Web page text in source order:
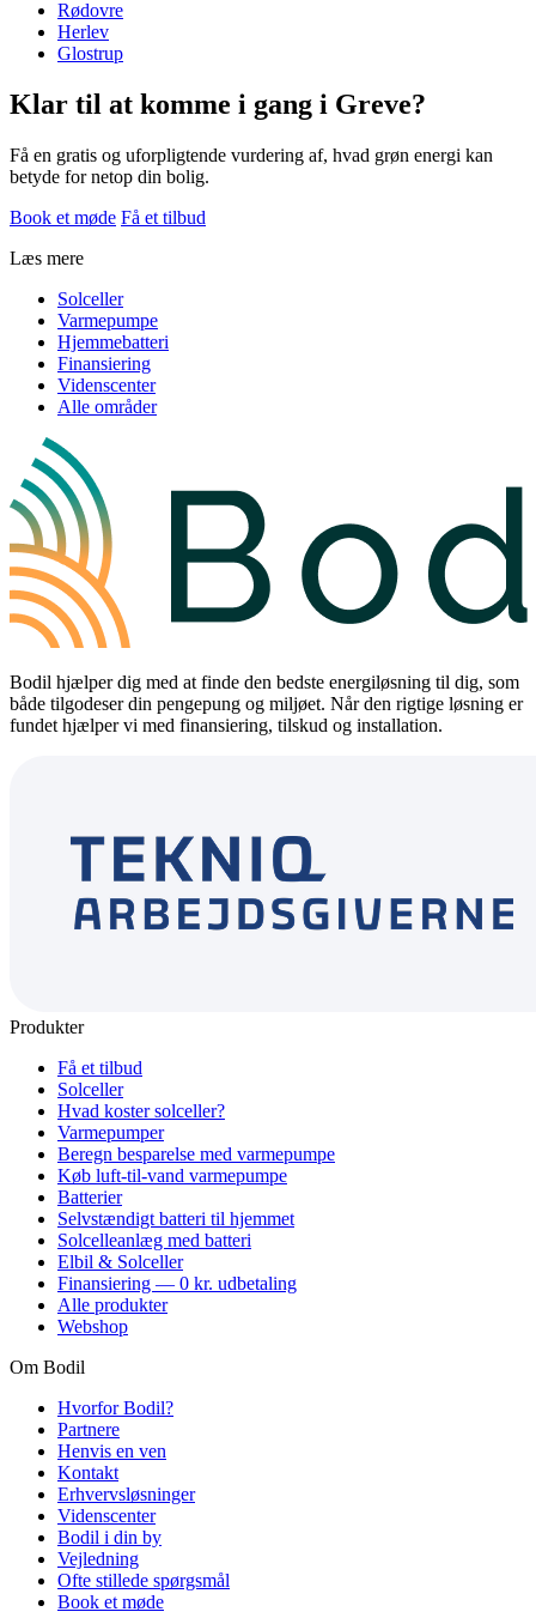
Rødovre
Herlev
Glostrup
Klar til at komme i gang i Greve?
Få en gratis og uforpligtende vurdering af, hvad grøn energi kan
betyde for netop din bolig.
Book et møde Få et tilbud
Læs mere
Solceller
Varmepumpe
Hjemmebatteri
Finansiering
Videnscenter
Alle områder
Bodil hjælper dig med at finde den bedste energiløsning til dig, som
både tilgodeser din pengepung og miljøet. Når den rigtige løsning er
fundet hjælper vi med finansiering, tilskud og installation.
Produkter
Få et tilbud
Solceller
Hvad koster solceller?
Varmepumper
Beregn besparelse med varmepumpe
Køb luft-til-vand varmepumpe
Batterier
Selvstændigt batteri til hjemmet
Solcelleanlæg med batteri
Elbil & Solceller
Finansiering — 0 kr. udbetaling
Alle produkter
Webshop
Om Bodil
Hvorfor Bodil?
Partnere
Henvis en ven
Kontakt
Erhvervsløsninger
Videnscenter
Bodil i din by
Vejledning
Ofte stillede spørgsmål
Book et møde